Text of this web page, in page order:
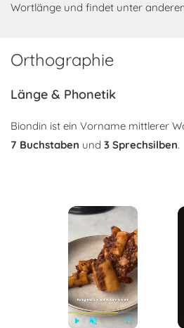
Wortlänge und findet unter
Orthographie
Länge & Phonetik
Biondin ist ein Vorname mittlerer
7 Buchstaben und 3 Sprechsilben.
×